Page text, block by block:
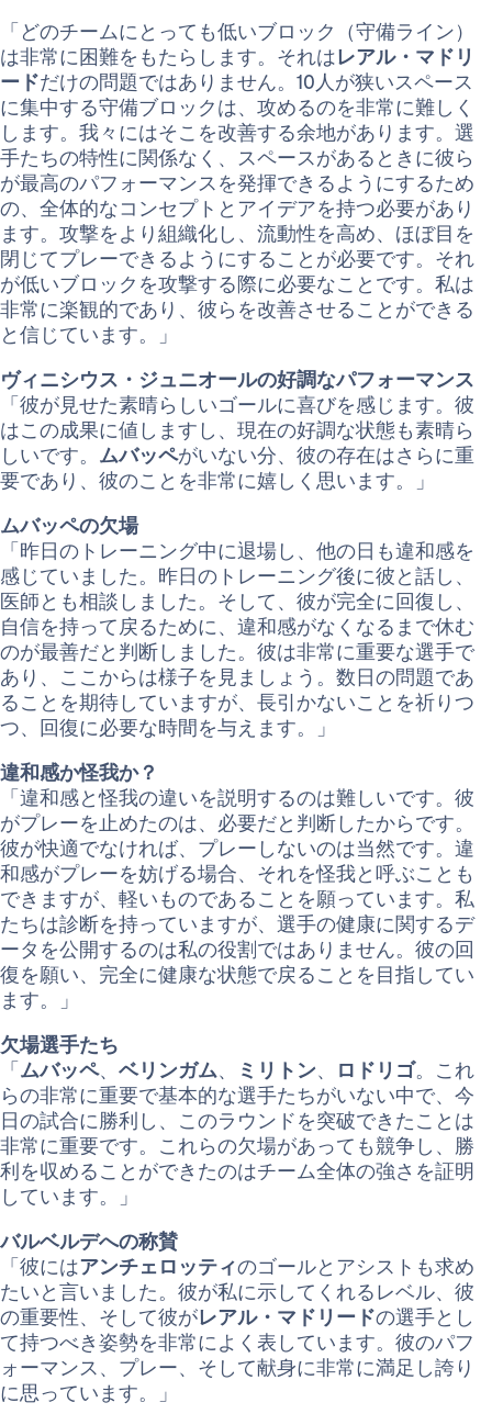
「どのチームにとっても低いブロック（守備ライン）
は非常に困難をもたらします。それはレアル・マドリ
ードだけの問題ではありません。10人が狭いスペース
に集中する守備ブロックは、攻めるのを非常に難しく
します。我々にはそこを改善する余地があります。選
手たちの特性に関係なく、スペースがあるときに彼ら
が最高のパフォーマンスを発揮できるようにするため
の、全体的なコンセプトとアイデアを持つ必要があり
ます。攻撃をより組織化し、流動性を高め、ほぼ目を
閉じてプレーできるようにすることが必要です。それ
が低いブロックを攻撃する際に必要なことです。私は
非常に楽観的であり、彼らを改善させることができる
と信じています。」
ヴィニシウス・ジュニオールの好調なパフォーマンス
「彼が見せた素晴らしいゴールに喜びを感じます。彼
はこの成果に値しますし、現在の好調な状態も素晴ら
しいです。 ムバッペがいない分、彼の存在はさらに重
要であり、彼のことを非常に嬉しく思います。」
ムバッペの欠場
「昨日のトレーニング中に退場し、他の日も違和感を
感じていました。昨日のトレーニング後に彼と話し、
医師とも相談しました。そして、彼が完全に回復し、
自信を持って戻るために、違和感がなくなるまで休む
のが最善だと判断しました。彼は非常に重要な選手で
あり、ここからは様子を見ましょう。数日の問題であ
ることを期待していますが、長引かないことを祈りつ
つ、回復に必要な時間を与えます。」
違和感か怪我か？
「違和感と怪我の違いを説明するのは難しいです。彼
がプレーを止めたのは、必要だと判断したからです。
彼が快適でなければ、プレーしないのは当然です。違
和感がプレーを妨げる場合、それを怪我と呼ぶことも
できますが、軽いものであることを願っています。私
たちは診断を持っていますが、選手の健康に関するデ
ータを公開するのは私の役割ではありません。彼の回
復を願い、完全に健康な状態で戻ることを目指してい
ます。」
欠場選手たち
「 ムバッペ、 ベリンガム、 ミリトン、 ロドリゴ。これ
らの非常に重要で基本的な選手たちがいない中で、今
日の試合に勝利し、このラウンドを突破できたことは
非常に重要です。これらの欠場があっても競争し、勝
利を収めることができたのはチーム全体の強さを証明
しています。」
バルベルデへの称賛
「彼にはアンチェロッティのゴールとアシストも求め
たいと言いました。彼が私に示してくれるレベル、彼
の重要性、そして彼がレアル・マドリードの選手とし
て持つべき姿勢を非常によく表しています。彼のパフ
ォーマンス、プレー、そして献身に非常に満足し誇り
に思っています。」